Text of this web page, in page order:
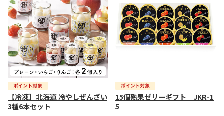
【冷凍】北海道 冷やしぜんざい
3種6本セット
15個熟果ゼリーギフト JKR-1
5